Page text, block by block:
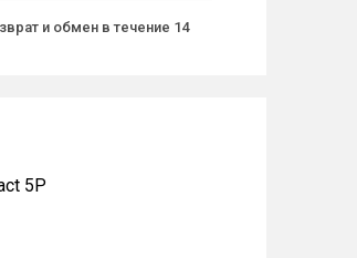
и обмен в течение 14
5P